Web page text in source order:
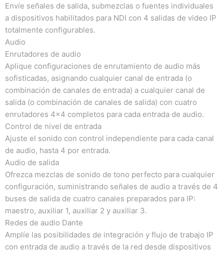
Envíe señales de salida, submezclas o fuentes individuales
a dispositivos habilitados para NDI con 4 salidas de video IP
totalmente configurables.
Audio
Enrutadores de audio
Aplique configuraciones de enrutamiento de audio más
sofisticadas, asignando cualquier canal de entrada (o
combinación de canales de entrada) a cualquier canal de
salida (o combinación de canales de salida) con cuatro
enrutadores 4x4 completos para cada entrada de audio.
Control de nivel de entrada
Ajuste el sonido con control independiente para cada canal
de audio, hasta 4 por entrada.
Audio de salida
Ofrezca mezclas de sonido de tono perfecto para cualquier
configuración, suministrando señales de audio a través de 4
buses de salida de cuatro canales preparados para IP:
maestro, auxiliar 1, auxiliar 2 y auxiliar 3.
Redes de audio Dante
Amplíe las posibilidades de integración y flujo de trabajo IP
con entrada de audio a través de la red desde dispositivos